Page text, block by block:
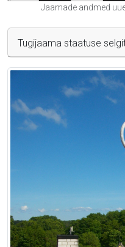
Jaamade andmed
Tugijaama staatuse